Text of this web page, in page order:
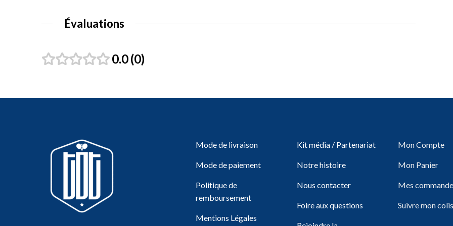
Évaluations
0.0 0
Mode de livraison
Mode de paiement
Politique de
remboursement
Mentions Légales
Kit média / Partenariat
Notre histoire
Nous contacter
Foire aux questions
Mon Compte
Mon Panier
Mes
Suivre mon colis